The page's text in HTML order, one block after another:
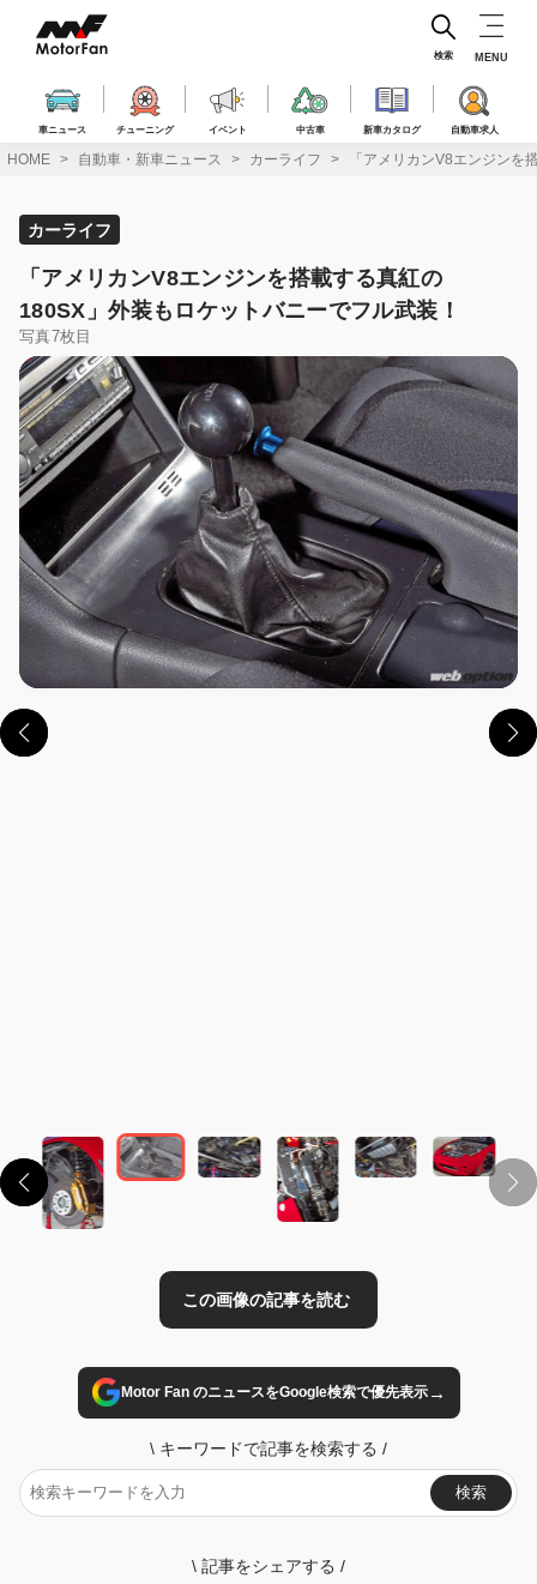
ス
車ニュース チューニング イベント 中古車 新車カタログ 自動車求人
検索 MENU
HOME 自動車・新車ニュース カーライフ 「アメリカンV8エンジン
カーライフ
「アメリカンV8エンジンを搭載する真紅の
180SX」外装もロケットバニーでフル武装！
写真7枚目
Motor Fan のニュースをGoogle検索で優先表示→
\ キーワードで記事を検索する /
検索
\ 記事をシェアする /